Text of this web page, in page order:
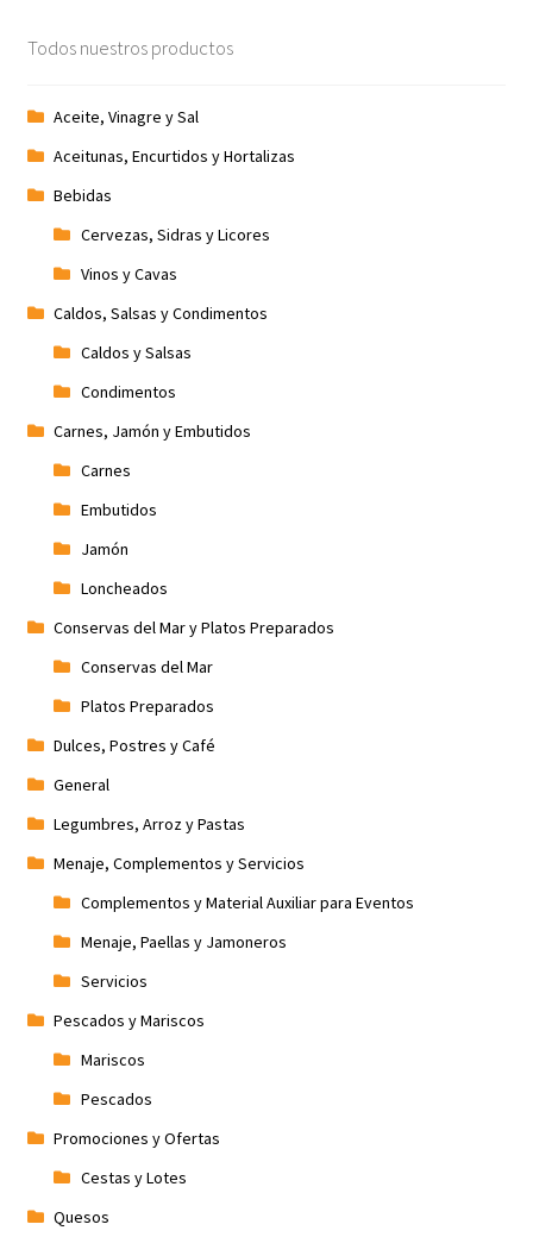
Promociones
Términos y condiciones
Tienda
Todos nuestros productos
Aceite, Vinagre y Sal
Aceitunas, Encurtidos y Hortalizas
Bebidas
Cervezas, Sidras y Licores
Vinos y Cavas
Caldos, Salsas y Condimentos
Caldos y Salsas
Condimentos
Carnes, Jamón y Embutidos
Carnes
Embutidos
Jamón
Loncheados
Conservas del Mar y Platos Preparados
Conservas del Mar
Platos Preparados
Dulces, Postres y Café
General
Legumbres, Arroz y Pastas
Menaje, Complementos y Servicios
Complementos y Material Auxiliar para Eventos
Menaje, Paellas y Jamoneros
Servicios
Pescados y Mariscos
Mariscos
Pescados
Promociones y Ofertas
Cestas y Lotes
Quesos